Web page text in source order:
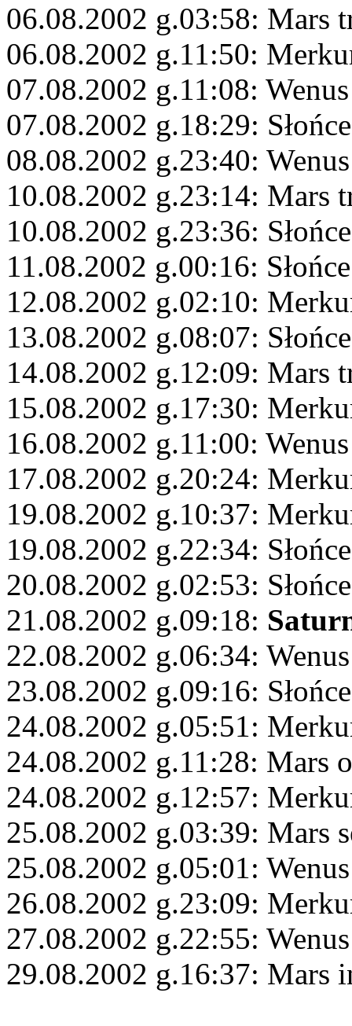
06.08.2002 g.03:58: Mars
06.08.2002 g.11:50:
07.08.2002 g.11:08:
07.08.2002 g.18:29:
08.08.2002 g.23:40:
10.08.2002 g.23:14: Mars
10.08.2002 g.23:36:
11.08.2002 g.00:16:
12.08.2002 g.02:10:
13.08.2002 g.08:07:
14.08.2002 g.12:09: Mars
15.08.2002 g.17:30:
16.08.2002 g.11:00:
17.08.2002 g.20:24:
19.08.2002 g.10:37:
19.08.2002 g.22:34:
20.08.2002 g.02:53:
21.08.2002 g.09:18:
22.08.2002 g.06:34:
23.08.2002 g.09:16:
24.08.2002 g.05:51:
24.08.2002 g.11:28: Mars
24.08.2002 g.12:57:
25.08.2002 g.03:39: Mars
25.08.2002 g.05:01:
26.08.2002 g.23:09:
27.08.2002 g.22:55:
29.08.2002 g.16:37: Mars